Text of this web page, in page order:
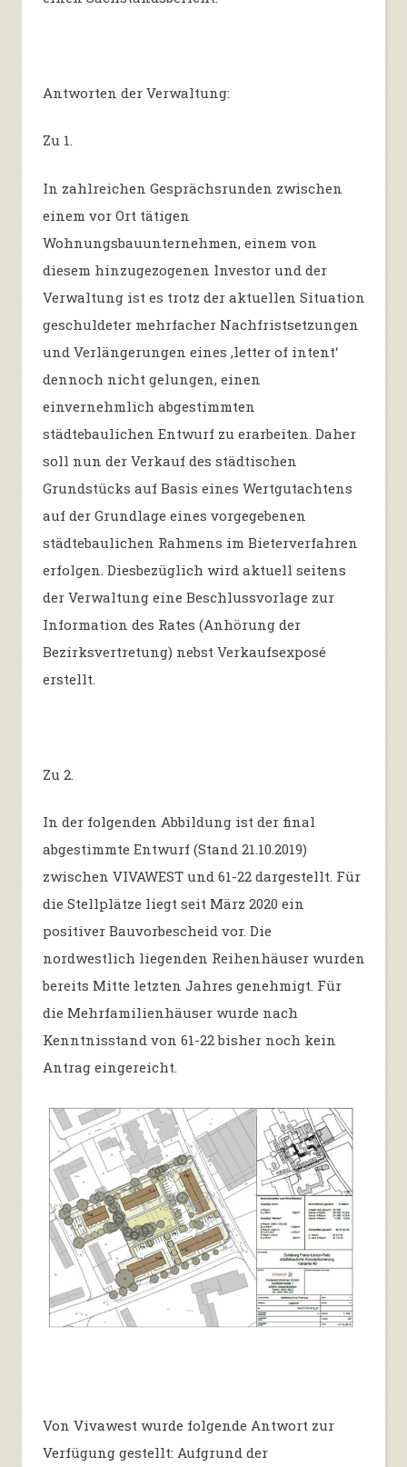
Antworten der Verwaltung:
Zu 1.
In zahlreichen Gesprächsrunden zwischen
einem vor Ort tätigen
Wohnungsbauunternehmen, einem von
diesem hinzugezogenen Investor und der
Verwaltung ist es trotz der aktuellen Situation
geschuldeter mehrfacher Nachfristsetzungen
und Verlängerungen eines ‚letter of intent‘
dennoch nicht gelungen, einen
einvernehmlich abgestimmten
städtebaulichen Entwurf zu erarbeiten. Daher
soll nun der Verkauf des städtischen
Grundstücks auf Basis eines Wertgutachtens
auf der Grundlage eines vorgegebenen
städtebaulichen Rahmens im Bieterverfahren
erfolgen. Diesbezüglich wird aktuell seitens
der Verwaltung eine Beschlussvorlage zur
Information des Rates (Anhörung der
Bezirksvertretung) nebst Verkaufsexposé
erstellt.
Zu 2.
In der folgenden Abbildung ist der final
abgestimmte Entwurf (Stand 21.10.2019)
zwischen VIVAWEST und 61-22 dargestellt. Für
die Stellplätze liegt seit März 2020 ein
positiver Bauvorbescheid vor. Die
nordwestlich liegenden Reihenhäuser wurden
bereits Mitte letzten Jahres genehmigt. Für
die Mehrfamilienhäuser wurde nach
Kenntnisstand von 61-22 bisher noch kein
Antrag eingereicht.
Von Vivawest wurde folgende Antwort zur
Verfügung gestellt: Aufgrund der